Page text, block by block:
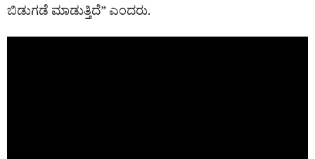
ಬಿಡುಗಡೆ ಮಾಡುತ್ತಿದೆ” ಎಂದರು.